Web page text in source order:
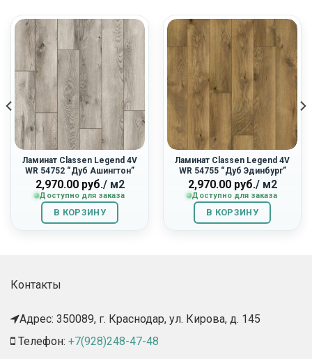
Ламинат Classen Legend 4V
WR 54752 “Дуб Ашингтон”
2,970.00руб./ м2
Доступно для заказа
В КОРЗИНУ
Ламинат Classen Legend 4V
WR 54755 “Дуб Эдинбург”
2,970.00руб./ м2
Доступно для заказа
В КОРЗИНУ
Контакты
Адрес: 350089, г. Краснодар, ул. Кирова, д. 145​
Телефон: +7(928)248-47-48